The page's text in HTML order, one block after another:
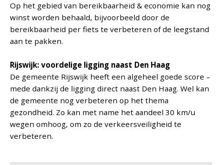
Op het gebied van bereikbaarheid & economie kan nog
winst worden behaald, bijvoorbeeld door de
bereikbaarheid per fiets te verbeteren of de leegstand
aan te pakken.
Rijswijk: voordelige ligging naast Den Haag
De gemeente Rijswijk heeft een algeheel goede score –
mede dankzij de ligging direct naast Den Haag. Wel kan
de gemeente nog verbeteren op het thema
gezondheid. Zo kan met name het aandeel 30 km/u
wegen omhoog, om zo de verkeersveiligheid te
verbeteren.